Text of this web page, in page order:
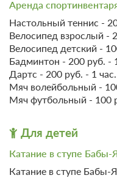
Аренда
Настольный теннис -
Велосипед взрослый -
Велосипед детский -
Бадминтон - 200 руб. -
Дартс - 200 руб. - 1 час.
Мяч волейбольный -
Мяч футбольный - 100
Для детей
Катание в ступе Бабы-
Катание в ступе Бабы-